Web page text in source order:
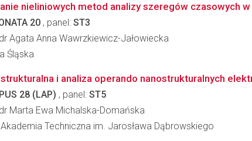
nieliniowych metod analizy szeregów czasowych
20 , panel: ST3
Agata Anna Wawrzkiewicz-Jałowiecka
Śląska
strukturalna i analiza operando nanostrukturalnych
28 (LAP) , panel: ST5
Marta Ewa Michalska-Domańska
Techniczna im. Jarosława Dąbrowskiego